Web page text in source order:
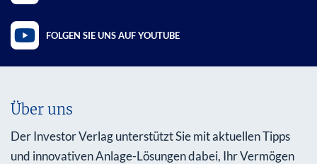
FOLGEN SIE UNS AUF YOUTUBE
Über uns
Der Investor Verlag unterstützt Sie mit aktuellen Tipps
und innovativen Anlage-Lösungen dabei, Ihr Vermögen